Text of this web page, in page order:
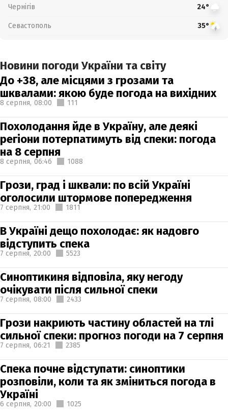
Чернігів 24°
Севастополь 35°
Новини погоди України та світу
До +38, але місцями з грозами та
шквалами: якою буде погода на вихідних
8 серпня, 08:00 111
Похолодання йде в Україну, але деякі
регіони потерпатимуть від спеки: погода
на 8 серпня
8 серпня, 06:46 1088
Грози, град і шквали: по всій Україні
оголосили штормове попередження
7 серпня, 21:00 1811
В Україні дещо похолодає: як надовго
відступить спека
7 серпня, 20:00 5523
Синоптикиня відповіла, яку негоду
очікувати після сильної спеки
7 серпня, 08:00 2433
Грози накриють частину областей на тлі
сильної спеки: прогноз погоди на 7 серпня
7 серпня, 06:21 2385
Спека почне відступати: синоптики
розповіли, коли та як зміниться погода в
Україні
6 серпня, 20:00 1025